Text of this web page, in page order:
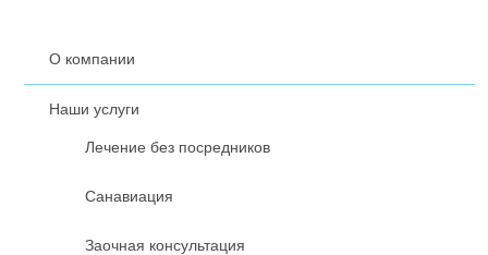
О компании
Наши услуги
Лечение без посредников
Санавиация
Заочная консультация